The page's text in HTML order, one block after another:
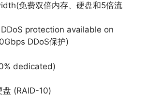
免费双倍内存、硬盘和5倍流
protection available on
DDoS保护)
dedicated)
盘 (RAID-10)